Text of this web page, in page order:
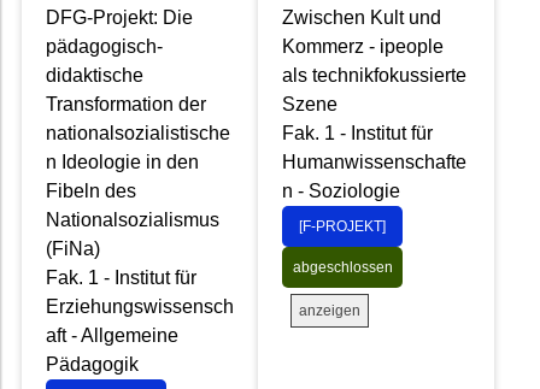
DFG-Projekt: Die
pädagogisch-
didaktische
Transformation der
nationalsozialistische
n Ideologie in den
Fibeln des
Nationalsozialismus
(FiNa)
Fak. 1 - Institut für
Erziehungswissensch
aft - Allgemeine
Pädagogik
Zwischen Kult und
Kommerz - ipeople
als technikfokussierte
Szene
Fak. 1 - Institut für
Humanwissenschafte
n - Soziologie
[F-PROJEKT]
abgeschlossen
anzeigen